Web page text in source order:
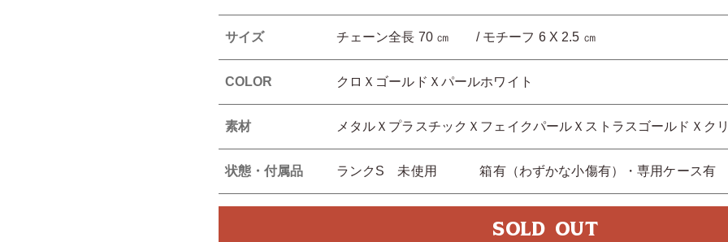
サイズ チェーン全長 70 ㎝ / モチーフ 6 X 2.5 ㎝
COLOR クロＸゴールドＸパールホワイト
素材 メタルＸプラスチックＸフェイクパールＸストラスゴールドＸク
状態・付属品 ランクS 未使用 箱有（わずかな小傷有）・専用ケース有
SOLD OUT